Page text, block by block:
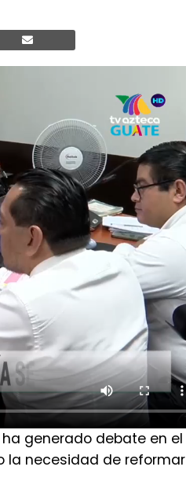
generado debate en el
la necesidad de reformar
la extinta Comisión
casos como el de Malouf,
utilizada y requiere